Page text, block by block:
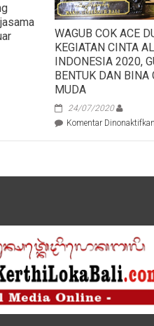
WAGUB COK ACE
KEGIATAN CINTA
INDONESIA 2020,
BENTUK DAN BINA
MUDA
24/07/2020
Komentar Dinonaktifkan